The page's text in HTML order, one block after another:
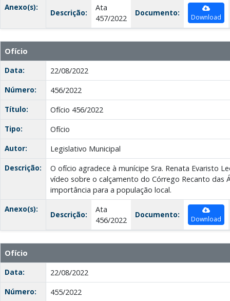
Anexo(s):
Descrição:
Ata
457/2022
Documento: Download
Ofício
Data:
22/08/2022
Número:
456/2022
Título:
Ofício 456/2022
Tipo:
Ofício
Autor:
Legislativo Municipal
Descrição:
O ofício agradece à munícipe Sra. Renata Evaristo
vídeo sobre o calçamento do Córrego Recanto das
importância para a população local.
Anexo(s):
Descrição:
Ata
456/2022
Documento: Download
Ofício
Data:
22/08/2022
Número:
455/2022